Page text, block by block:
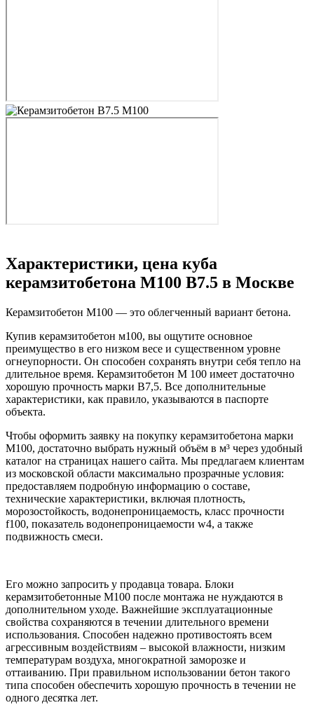
Характеристики, цена куба
керамзитобетона М100 В7.5 в Москве
Керамзитобетон М100 — это облегченный вариант бетона.
Купив керамзитобетон м100, вы ощутите основное
преимущество в его низком весе и существенном уровне
огнеупорности. Он способен сохранять внутри себя тепло на
длительное время. Керамзитобетон М 100 имеет достаточно
хорошую прочность марки В7,5. Все дополнительные
характеристики, как правило, указываются в паспорте
объекта.
Чтобы оформить заявку на покупку керамзитобетона марки
М100, достаточно выбрать нужный объём в м³ через удобный
каталог на страницах нашего сайта. Мы предлагаем клиентам
из московской области максимально прозрачные условия:
предоставляем подробную информацию о составе,
технические характеристики, включая плотность,
морозостойкость, водонепроницаемость, класс прочности
f100, показатель водонепроницаемости w4, а также
подвижность смеси.
Его можно запросить у продавца товара. Блоки
керамзитобетонные М100 после монтажа не нуждаются в
дополнительном уходе. Важнейшие эксплуатационные
свойства сохраняются в течении длительного времени
использования. Способен надежно противостоять всем
агрессивным воздействиям – высокой влажности, низким
температурам воздуха, многократной заморозке и
оттаиванию. При правильном использовании бетон такого
типа способен обеспечить хорошую прочность в течении не
одного десятка лет.